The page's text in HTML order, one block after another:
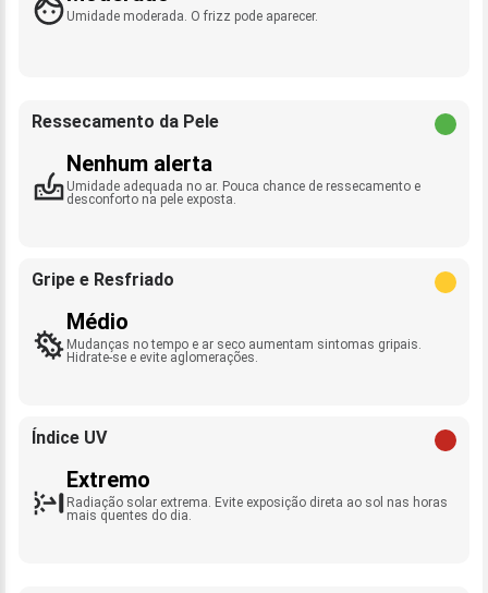
Umidade moderada. O frizz pode aparecer.
Ressecamento da Pele
Nenhum alerta
Umidade adequada no ar. Pouca chance de ressecamento e
desconforto na pele exposta.
Gripe e Resfriado
Médio
Mudanças no tempo e ar seco aumentam sintomas gripais.
Hidrate-se e evite aglomerações.
Índice UV
Extremo
Radiação solar extrema. Evite exposição direta ao sol nas horas
mais quentes do dia.